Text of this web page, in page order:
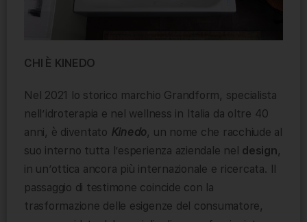
CHI È KINEDO
Nel 2021 lo storico marchio Grandform, specialista
nell’idroterapia e nel wellness in Italia da oltre 40
anni, è diventato Kinedo, un nome che racchiude al
suo interno tutta l’esperienza aziendale nel design,
in un’ottica ancora più internazionale e ricercata. Il
passaggio di testimone coincide con la
trasformazione delle esigenze del consumatore,